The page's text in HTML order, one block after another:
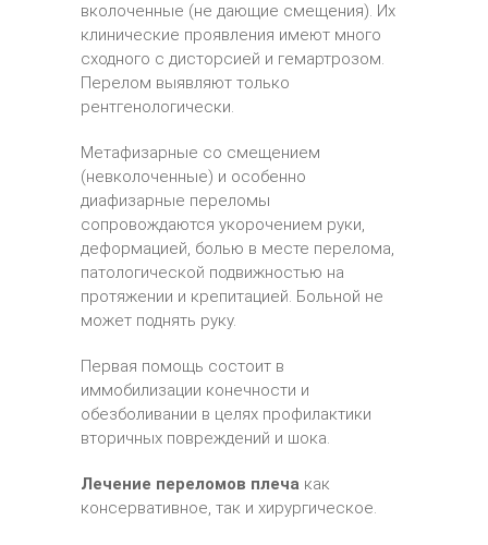
вколоченные (не дающие смещения). Их
клинические проявления имеют много
сходного с дисторсией и гемартрозом.
Перелом выявляют только
рентгенологически.
Метафизарные со смещением
(невколоченные) и особенно
диафизарные переломы
сопровождаются укорочением руки,
деформацией, болью в месте перелома,
патологической подвижностью на
протяжении и крепитацией. Больной не
может поднять руку.
Первая помощь состоит в
иммобилизации конечности и
обезболивании в целях профилактики
вторичных повреждений и шока.
Лечение переломов плеча как
консервативное, так и хирургическое.